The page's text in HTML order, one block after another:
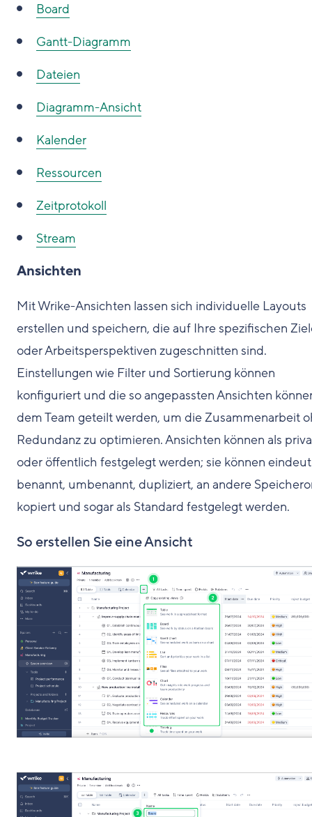
Board
Gantt-Diagramm
Dateien
Diagramm-Ansicht
Kalender
Ressourcen
Zeitprotokoll
Stream
Ansichten
Mit Wrike-Ansichten lassen sich individuelle Layouts
erstellen und speichern, die auf Ihre spezifischen
oder Arbeitsperspektiven zugeschnitten sind.
Einstellungen wie Filter und Sortierung können
konfiguriert und die so angepassten Ansichten
dem Team geteilt werden, um die Zusammenarbeit
Redundanz zu optimieren. Ansichten können als
oder öffentlich festgelegt werden; sie können
benannt, umbenannt, dupliziert, an andere
kopiert und sogar als Standard festgelegt werden.
So erstellen Sie eine Ansicht